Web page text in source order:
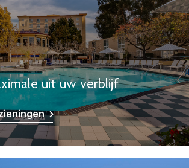
uit uw verblijf